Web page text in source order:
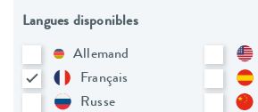
Langues disponibles
Allemand
Français
Russe